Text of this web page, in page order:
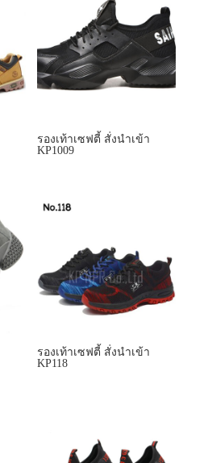
รองเท้าเซฟตี้ สั่งนำเข้า
KP1009
รองเท้าเซฟตี้ สั่งนำเข้า
KP118